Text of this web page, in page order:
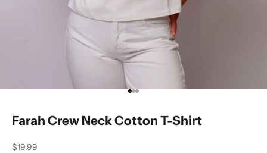
Aller à l'élément 1
Aller à l'élément 2
Aller à l'élément 3
Farah Crew Neck Cotton T-Shirt
Prix de vente
$19.99